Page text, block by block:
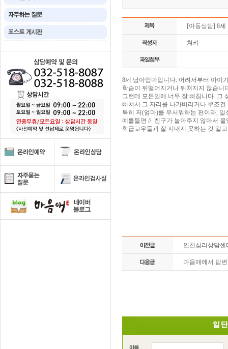
[아동상담] 8세
쳐키
8세 남아엄마입니다. 어려서부터 아이
학습이 뒤떨어지거나 뒤쳐지지 않습니
그런데 모든일에 너무 잘 삐칩니다. 그
삐쳐서 그 자리를 나가버리거나 무조건
특히 저(엄마)를 무서워하는 편이라,
예를들면 // 친구가 놀아주지 않아서
학급교우들과 잘 지내지 못하는 것 같
인천심리상담
마음애에서 답